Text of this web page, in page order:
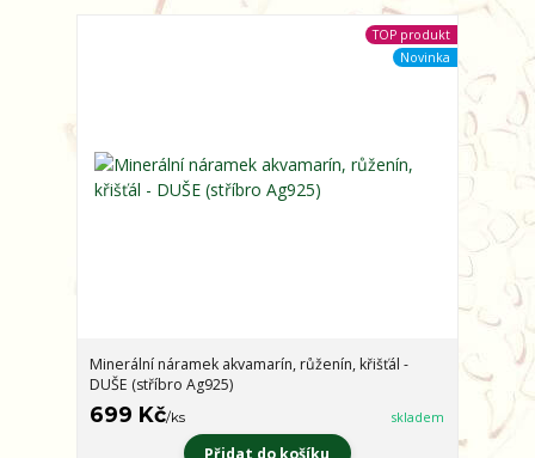
TOP produkt
Novinka
Minerální náramek akvamarín, růženín, křišťál -
DUŠE (stříbro Ag925)
699 Kč/ks skladem
Přidat do košíku